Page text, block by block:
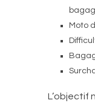
Moto
L’objectif